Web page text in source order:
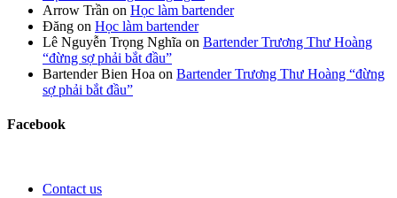
Arrow Trần on Học làm bartender
Đăng on Học làm bartender
Lê Nguyễn Trọng Nghĩa on Bartender Trương Thư Hoàng
“đừng sợ phải bắt đầu”
Bartender Bien Hoa on Bartender Trương Thư Hoàng “đừng
sợ phải bắt đầu”
Facebook
Contact us